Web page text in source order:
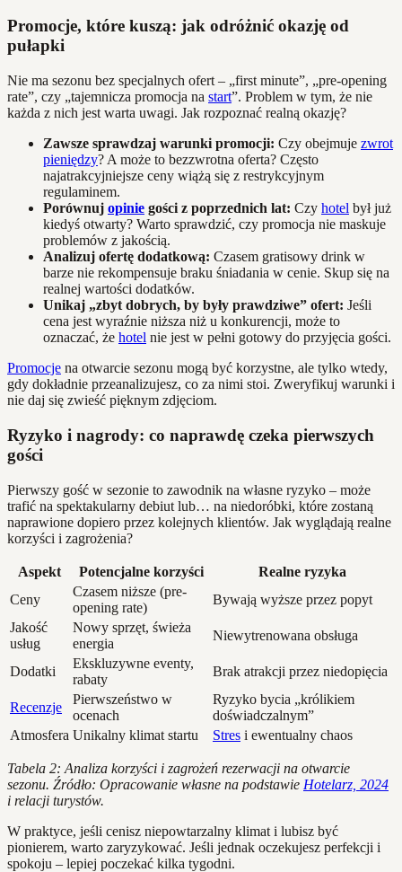
Promocje, które kuszą: jak odróżnić okazję od
pułapki
Nie ma sezonu bez specjalnych ofert – „first minute”, „pre-opening
rate”, czy „tajemnicza promocja na start”. Problem w tym, że nie
każda z nich jest warta uwagi. Jak rozpoznać realną okazję?
Zawsze sprawdzaj warunki promocji: Czy obejmuje zwrot
pieniędzy? A może to bezzwrotna oferta? Często
najatrakcyjniejsze ceny wiążą się z restrykcyjnym
regulaminem.
Porównuj opinie gości z poprzednich lat: Czy hotel był już
kiedyś otwarty? Warto sprawdzić, czy promocja nie maskuje
problemów z jakością.
Analizuj ofertę dodatkową: Czasem gratisowy drink w
barze nie rekompensuje braku śniadania w cenie. Skup się na
realnej wartości dodatków.
Unikaj „zbyt dobrych, by były prawdziwe” ofert: Jeśli
cena jest wyraźnie niższa niż u konkurencji, może to
oznaczać, że hotel nie jest w pełni gotowy do przyjęcia gości.
Promocje na otwarcie sezonu mogą być korzystne, ale tylko wtedy,
gdy dokładnie przeanalizujesz, co za nimi stoi. Zweryfikuj warunki i
nie daj się zwieść pięknym zdjęciom.
Ryzyko i nagrody: co naprawdę czeka pierwszych
gości
Pierwszy gość w sezonie to zawodnik na własne ryzyko – może
trafić na spektakularny debiut lub… na niedoróbki, które zostaną
naprawione dopiero przez kolejnych klientów. Jak wyglądają realne
korzyści i zagrożenia?
Aspekt Potencjalne korzyści
Realne ryzyka
Ceny
Czasem niższe (pre-
opening rate)
Bywają wyższe przez popyt
Jakość
usług
Nowy sprzęt, świeża
energia
Niewytrenowana obsługa
Dodatki
Ekskluzywne eventy,
rabaty
Brak atrakcji przez niedopięcia
Recenzje
Pierwszeństwo w
ocenach
Ryzyko bycia „królikiem
doświadczalnym”
Atmosfera Unikalny klimat startu Stres i ewentualny chaos
Tabela 2: Analiza korzyści i zagrożeń rezerwacji na otwarcie
sezonu. Źródło: Opracowanie własne na podstawie Hotelarz, 2024
i relacji turystów.
W praktyce, jeśli cenisz niepowtarzalny klimat i lubisz być
pionierem, warto zaryzykować. Jeśli jednak oczekujesz perfekcji i
spokoju – lepiej poczekać kilka tygodni.